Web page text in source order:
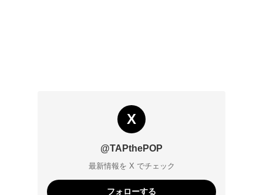
X
@TAPthePOP
最新情報を X でチェック
フォローする